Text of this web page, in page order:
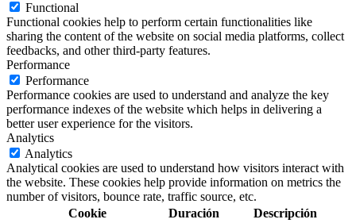
Functional
Functional cookies help to perform certain functionalities like
sharing the content of the website on social media platforms, collect
feedbacks, and other third-party features.
Performance
Performance
Performance cookies are used to understand and analyze the key
performance indexes of the website which helps in delivering a
better user experience for the visitors.
Analytics
Analytics
Analytical cookies are used to understand how visitors interact with
the website. These cookies help provide information on metrics the
number of visitors, bounce rate, traffic source, etc.
Cookie
Duración Descripción